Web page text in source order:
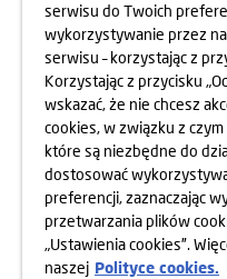
05.05.2025
DZIEŃ
HARMONIA
10.05.2025
serwisu do Twoich
wykorzystywanie przez
serwisu – korzystając z
Korzystając z przycisku
wskazać, że nie chcesz
cookies, w związku z
które są niezbędne do
dostosować
preferencji, zaznaczając
przetwarzania plików
„Ustawienia cookies”.
naszej Polityce cookies.